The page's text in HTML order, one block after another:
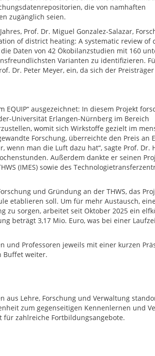
die von namhaften
zugänglich seien.
Prof. Dr. Miguel Gonzalez-Salazar,
of district heating: A systematic review of
Daten von 42 Ökobilanzstudien mit 160
Varianten zu identifizieren.
Dr. Peter Meyer, ein, da sich der Preisträger
ausgezeichnet: In diesem Projekt
Universität Erlangen-Nürnberg im Bereich
womit sich Wirkstoffe gezielt im
Forschung, überreichte den Preis an
wenn man die Luft dazu hat“, sagte Prof. Dr.
Außerdem dankte er seinen
(IMES) sowie des
und Gründung an der THWS, das
etablieren soll. Um für mehr Austausch,
sorgen, arbeitet seit Oktober 2025 ein
beträgt 3,17 Mio. Euro, was bei einer
und Professoren jeweils mit einer kurzen
Buffet weiter.
aus Lehre, Forschung und Verwaltung
zum gegenseitigen Kennenlernen und
für zahlreiche Fortbildungsangebote.